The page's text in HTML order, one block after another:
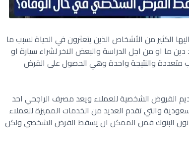
الكثير من الأشخاص الذين يتعثرون في الحياة لسبب ما
ما او من اجل الدراسة والبعض الاخر لشراء سيارة او
متعددة والنتيجة واحدة وهي الحصول على القرض
القروض الشخصية للعملاء ويعد مصرف الراجحي احد
والتي تقدم العديد من الخدمات المميزة للعملاء
البنوك فمن الممكن ان يسقط القرض الشخصي ولكن